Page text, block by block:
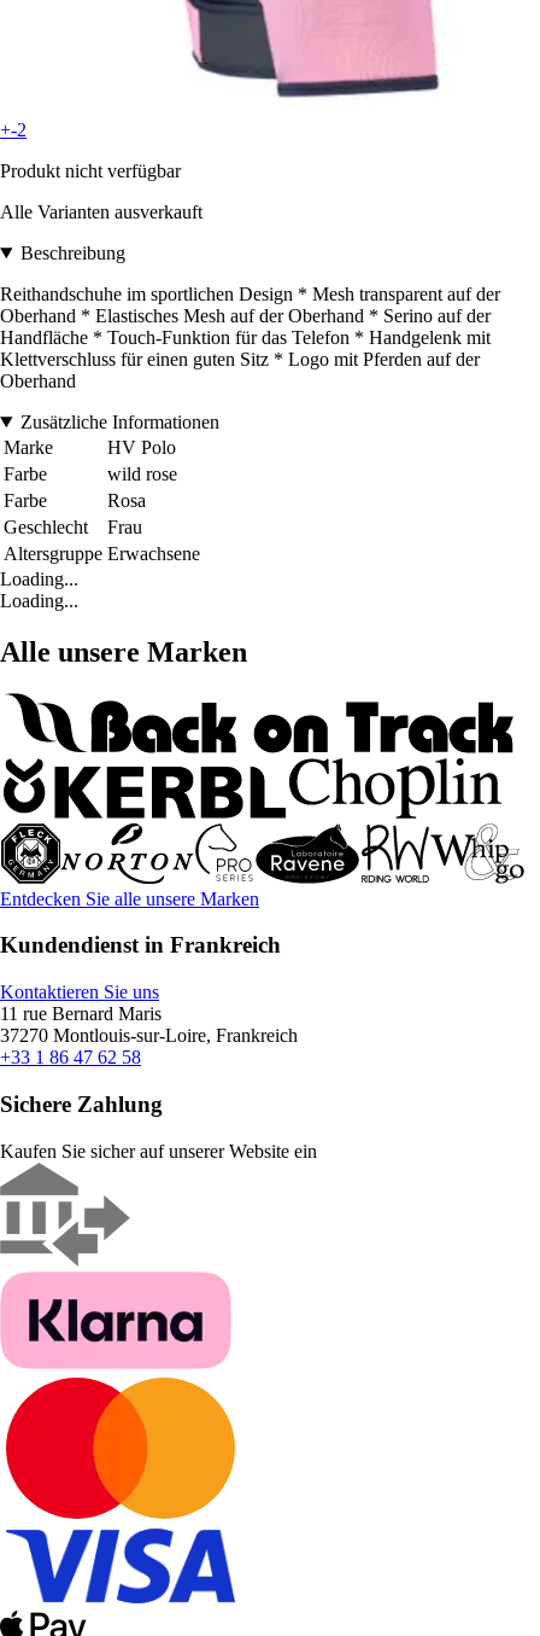
+-2
Produkt nicht verfügbar
Alle Varianten ausverkauft
Beschreibung
Reithandschuhe im sportlichen Design * Mesh transparent auf der
Oberhand * Elastisches Mesh auf der Oberhand * Serino auf der
Handfläche * Touch-Funktion für das Telefon * Handgelenk mit
Klettverschluss für einen guten Sitz * Logo mit Pferden auf der
Oberhand
Zusätzliche Informationen
Marke
HV Polo
Farbe
wild rose
Farbe
Rosa
Geschlecht
Frau
Altersgruppe Erwachsene
Loading...
Loading...
Alle unsere Marken
Entdecken Sie alle unsere Marken
Kundendienst in Frankreich
Kontaktieren Sie uns
11 rue Bernard Maris
37270 Montlouis-sur-Loire, Frankreich
+33 1 86 47 62 58
Sichere Zahlung
Kaufen Sie sicher auf unserer Website ein